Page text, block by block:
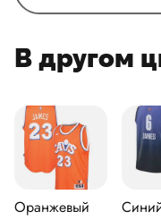
В другом
Оранжевый